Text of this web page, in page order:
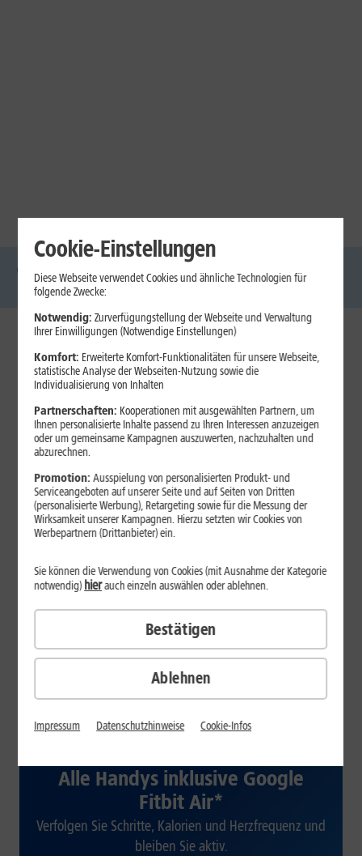
Glasfaser Internet Handys
Mobilfunk-
Laptops
1&1 Internet
Jetzt unterbrechungsfrei ins sehr gute Netz wechseln.
Ohne doppelte Kosten.*
ab 29,99
€/Monat*
Verfügbarkeit prüfen
Alle Handys inklusive Google
Fitbit Air*
Verfolgen Sie Schritte, Kalorien und Herzfrequenz und
bleiben Sie aktiv.
Cookie-Einstellungen
Diese Webseite verwendet Cookies und ähnliche Technologien für
folgende Zwecke:
Notwendig: Zurverfügungstellung der Webseite und Verwaltung
Ihrer Einwilligungen (Notwendige Einstellungen)
Komfort: Erweiterte Komfort-Funktionalitäten für unsere Webseite,
statistische Analyse der Webseiten-Nutzung sowie die
Individualisierung von Inhalten
Partnerschaften: Kooperationen mit ausgewählten Partnern, um
Ihnen personalisierte Inhalte passend zu Ihren Interessen anzuzeigen
oder um gemeinsame Kampagnen auszuwerten, nachzuhalten und
abzurechnen.
Promotion:Ausspielung von personalisierten Produkt- und
Serviceangeboten auf unserer Seite und auf Seiten von Dritten
(personalisierte Werbung), Retargeting sowie für die Messung der
Wirksamkeit unserer Kampagnen. Hierzu setzten wir Cookies von
Werbepartnern (Drittanbieter) ein.
Ablehnen
Sie können die Verwendung von Cookies (mit Ausnahme der Kategorie
notwendig)hierauch einzeln auswählen oder ablehnen.
Bestätigen
Impressum Datenschutzhinweise Cookie-Infos